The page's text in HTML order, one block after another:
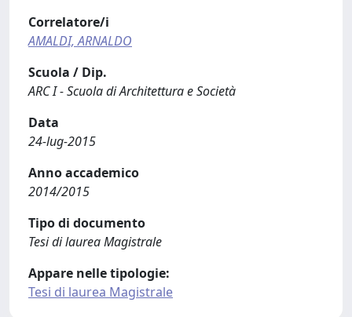
Correlatore/i
AMALDI, ARNALDO
Scuola / Dip.
ARC I - Scuola di Architettura e Società
Data
24-lug-2015
Anno accademico
2014/2015
Tipo di documento
Tesi di laurea Magistrale
Appare nelle tipologie:
Tesi di laurea Magistrale